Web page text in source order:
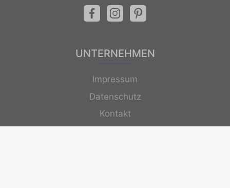
UNTERNEHMEN
Impressum
Datenschutz
Kontakt